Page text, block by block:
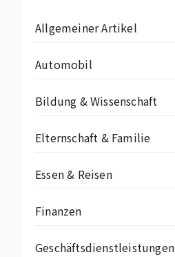
Allgemeiner Artikel
Automobil
Bildung & Wissenschaft
Elternschaft & Familie
Essen & Reisen
Finanzen
Geschäftsdienstleistungen